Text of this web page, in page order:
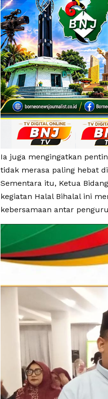
Ia juga mengingatkan
tidak merasa paling hebat
Sementara itu, Ketua
kegiatan Halal Bihalal ini
kebersamaan antar